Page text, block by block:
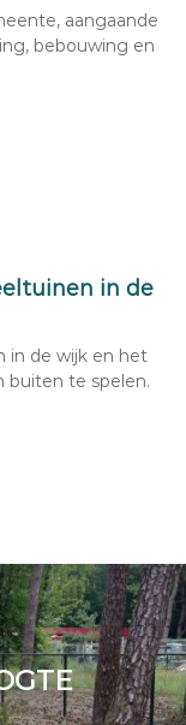
aangaande
bebouwing en
in de
in de wijk en het
buiten te spelen.